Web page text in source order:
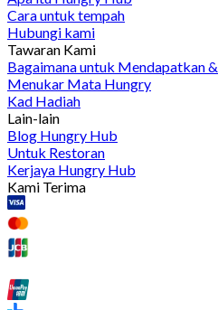
Cara untuk tempah
Hubungi kami
Tawaran Kami
Bagaimana untuk Mendapatkan &
Menukar Mata Hungry
Kad Hadiah
Lain-lain
Blog Hungry Hub
Untuk Restoran
Kerjaya Hungry Hub
Kami Terima